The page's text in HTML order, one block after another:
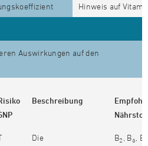
Hinweis auf
Auswirkungen auf den
Beschreibung
Die
B2 , B6 , B